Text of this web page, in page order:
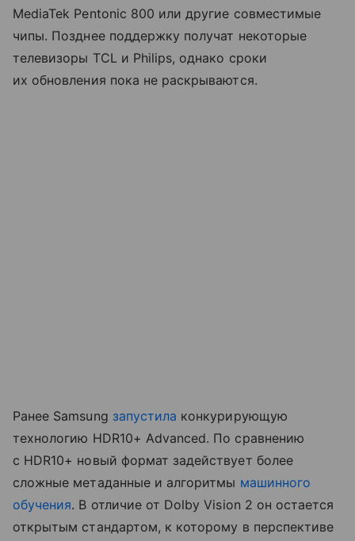
MediaTek Pentonic 800 или другие совместимые
чипы. Позднее поддержку получат некоторые
телевизоры TCL и Philips, однако сроки
их обновления пока не раскрываются.
Ранее Samsung запустила конкурирующую
технологию HDR10+ Advanced. По сравнению
с HDR10+ новый формат задействует более
сложные метаданные и алгоритмы машинного
обучения. В отличие от Dolby Vision 2 он остается
открытым стандартом, к которому в перспективе